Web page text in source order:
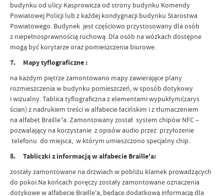
budynku od ulicy Kasprowicza od strony budynku Komendy
Powiatowej Policji lub z każdej kondygnacji budynku Starostwa
Powiatowego. Budynek jest częściowo przystosowany dla osób
z niepełnosprawnością ruchową. Dla osób na wózkach dostępne
mogą być korytarze oraz pomieszczenia biurowe.
7. Mapy tyflograficzne :
na każdym piętrze zamontowano mapy zawierające plany
rozmieszczenia w budynku pomieszczeń, w sposób dotykowy
i wizualny. Tablica tyflograficzna z elementami wypukłymi(zarys
ścian) z nadrukiem treści w alfabecie łacińskim i z tłumaczeniem
na alfabet Braille”a. Zamontowany został system chipów NFC –
pozwalający na korzystanie z opisów audio przez przyłożenie
telefonu do miejsca, w którym umieszczono specjalny chip.
8. Tabliczki z informacją w alfabecie Braille'a:
zostały zamontowane na drzwiach w pobliżu klamek prowadzących
do pokoi.Na końcach poręczy zostały zamontowane oznaczenia
dotykowe w alfabecie Braille'a, będące dodatkową informacją dla